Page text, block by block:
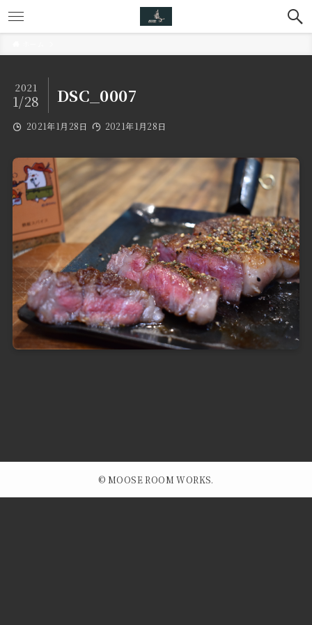
DSC_0007
2021
1/28
2021年1月28日 2021年1月28日
© MOOSE ROOM WORKS.